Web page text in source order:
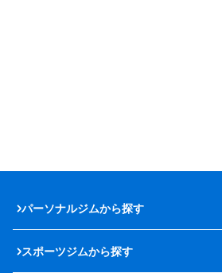
パーソナルジムから探す
スポーツジムから探す